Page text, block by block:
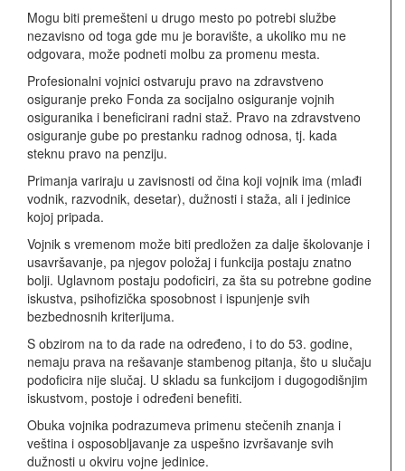
Mogu biti premešteni u drugo mesto po potrebi službe
nezavisno od toga gde mu je boravište, a ukoliko mu ne
odgovara, može podneti molbu za promenu mesta.
Profesionalni vojnici ostvaruju pravo na zdravstveno
osiguranje preko Fonda za socijalno osiguranje vojnih
osiguranika i beneficirani radni staž. Pravo na zdravstveno
osiguranje gube po prestanku radnog odnosa, tj. kada
steknu pravo na penziju.
Primanja variraju u zavisnosti od čina koji vojnik ima (mlađi
vodnik, razvodnik, desetar), dužnosti i staža, ali i jedinice
kojoj pripada.
Vojnik s vremenom može biti predložen za dalje školovanje i
usavršavanje, pa njegov položaj i funkcija postaju znatno
bolji. Uglavnom postaju podoficiri, za šta su potrebne godine
iskustva, psihofizička sposobnost i ispunjenje svih
bezbednosnih kriterijuma.
S obzirom na to da rade na određeno, i to do 53. godine,
nemaju prava na rešavanje stambenog pitanja, što u slučaju
podoficira nije slučaj. U skladu sa funkcijom i dugogodišnjim
iskustvom, postoje i određeni benefiti.
Obuka vojnika podrazumeva primenu stečenih znanja i
veština i osposobljavanje za uspešno izvršavanje svih
dužnosti u okviru vojne jedinice.